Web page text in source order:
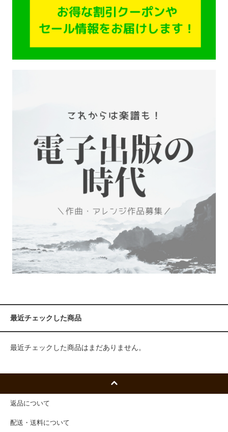
最近チェックした商品
最近チェックした商品はまだありません。
返品について
配送・送料について